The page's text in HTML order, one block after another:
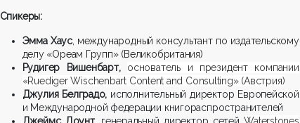
Спикеры:
Эмма Хаус, международный консультант по издательскому
делу «Ореам Групп» (Великобритания)
Рудигер Вишенбарт,
основатель и президент компании
«Ruediger Wischenbart Content and Consulting» (Австрия)
Джулия Белградо, исполнительный директор Европейской
и Международной федерации книгораспространителей
Джеймс Доунт, генеральный директор сетей Waterstones